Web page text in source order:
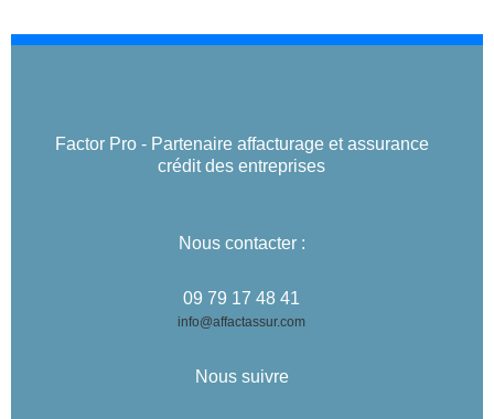
Factor Pro - Partenaire affacturage et assurance
crédit des entreprises
Nous contacter :
09 79 17 48 41
info@affactassur.com
Nous suivre